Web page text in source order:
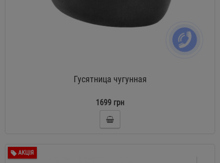
Гусятница чугунная
1699 грн
АКЦІЯ